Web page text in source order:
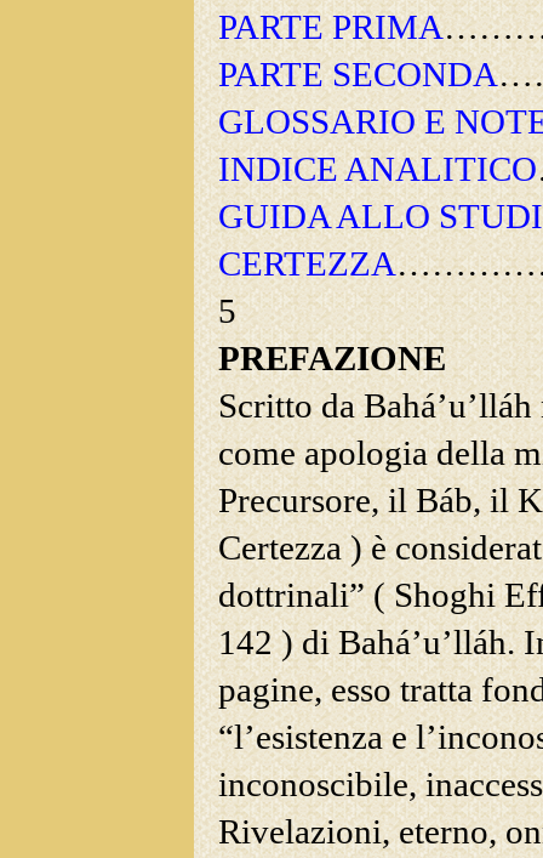
PARTE PRIMA
PARTE SECONDA
GLOSSARIO E
INDICE ANALITICO
GUIDA ALLO
CERTEZZA
5
PREFAZIONE
Scritto da
come apologia della
Precursore, il Báb, il
Certezza ) è
dottrinali” ( Shoghi
142 ) di Bahá’u’lláh.
pagine, esso tratta
“l’esistenza e
inconoscibile,
Rivelazioni, eterno,